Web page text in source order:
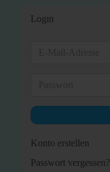
Login
Konto erstellen
Passwort vergessen?